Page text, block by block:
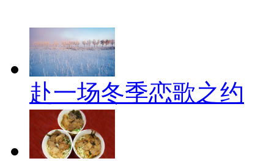
赴一场冬季恋歌之约